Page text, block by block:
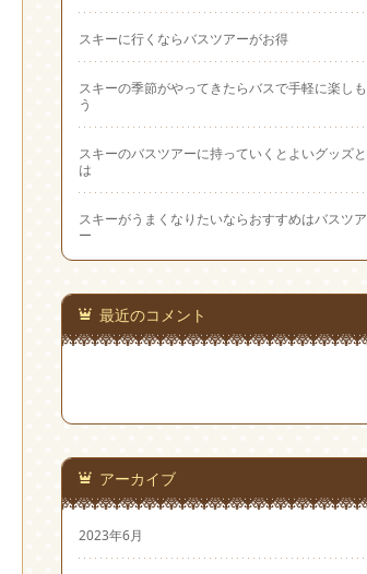
スキーに行くならバスツアーがお得
スキーの季節がやってきたらバスで手軽に楽しも
う
スキーのバスツアーに持っていくとよいグッズと
は
スキーがうまくなりたいならおすすめはバスツア
ー
最近のコメント
アーカイブ
2023年6月